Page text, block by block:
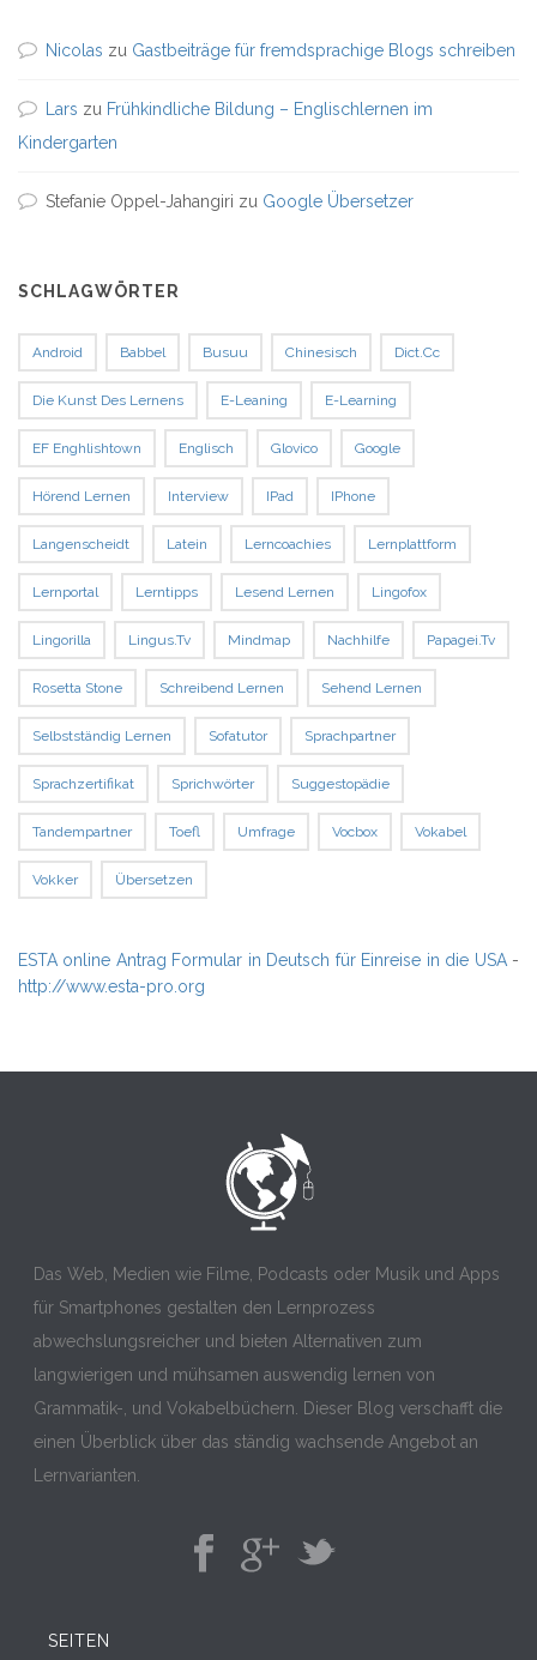
Nicolas zu Gastbeiträge für fremdsprachige Blogs schreiben
Lars zu Frühkindliche Bildung – Englischlernen im
Kindergarten
Stefanie Oppel-Jahangiri zu Google Übersetzer
SCHLAGWÖRTER
Android Babbel Busuu Chinesisch Dict.cc
Die Kunst Des Lernens E-Leaning E-Learning
EF Enghlishtown Englisch Glovico Google
Hörend Lernen Interview IPad IPhone
Langenscheidt Latein Lerncoachies Lernplattform
Lernportal Lerntipps Lesend Lernen Lingofox
Lingorilla Lingus.tv Mindmap Nachhilfe Papagei.tv
Rosetta Stone Schreibend Lernen Sehend Lernen
Selbstständig Lernen Sofatutor Sprachpartner
Sprachzertifikat Sprichwörter Suggestopädie
Tandempartner Toefl Umfrage Vocbox Vokabel
Vokker Übersetzen
ESTA online Antrag Formular in Deutsch für Einreise in die USA-
http://www.esta-pro.org
Das Web, Medien wie Filme, Podcasts oder Musik und Apps
für Smartphones gestalten den Lernprozess
abwechslungsreicher und bieten Alternativen zum
langwierigen und mühsamen auswendig lernen von
Grammatik-, und Vokabelbüchern. Dieser Blog verschafft die
einen Überblick über das ständig wachsende Angebot an
Lernvarianten.
SEITEN